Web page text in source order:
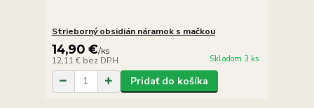
Strieborný obsidián náramok s mačkou
14,90 €/ks
12,11 € bez DPH Skladom 3 ks
Pridať do košíka